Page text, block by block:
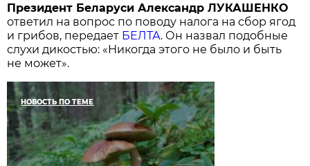
Президент Беларуси Александр ЛУКАШЕНКО
ответил на вопрос по поводу налога на сбор ягод
и грибов, передает БЕЛТА. Он назвал подобные
слухи дикостью: «Никогда этого не было и быть
не может».
НОВОСТЬ ПО ТЕМЕ